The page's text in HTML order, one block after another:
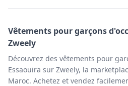
Vêtements pour garçons
Zweely
Découvrez des vêtements pour
Essaouira sur Zweely, la
Maroc. Achetez et vendez